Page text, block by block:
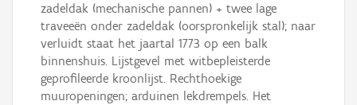
zadeldak (mechanische pannen) + twee lage
traveeën onder zadeldak (oorspronkelijk stal); naar
verluidt staat het jaartal 1773 op een balk
binnenshuis. Lijstgevel met witbepleisterde
geprofileerde kroonlijst. Rechthoekige
muuropeningen; arduinen lekdrempels. Het